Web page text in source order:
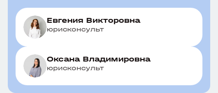
Евгения Викторовна
юрисконсульт
Оксана Владимировна
юрисконсульт